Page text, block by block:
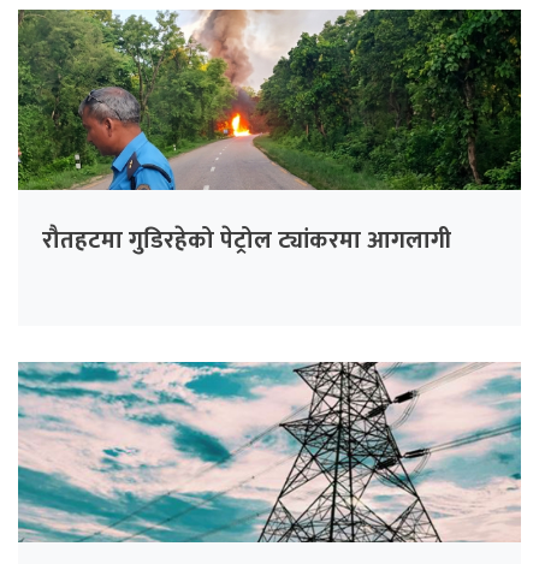
रौतहटमा गुडिरहेको पेट्रोल ट्यांकरमा आगलागी